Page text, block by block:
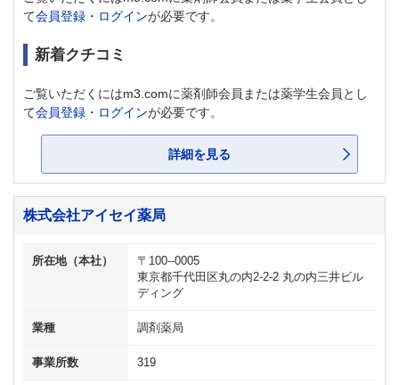
て会員登録・ログインが必要です。
新着クチコミ
ご覧いただくにはm3.comに薬剤師会員または薬学生会員とし
て会員登録・ログインが必要です。
詳細を見る
株式会社アイセイ薬局
所在地（本社）
〒100--0005
東京都千代田区丸の内2-2-2 丸の内三井ビル
ディング
業種 調剤薬局
事業所数 319